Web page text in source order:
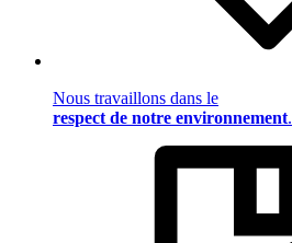
Nous travaillons dans le
respect de notre environnement.